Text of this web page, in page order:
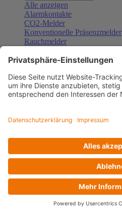
Alle anzeigen
Alarmkontakte
CO2-Melder
Konventionelle Präsenzmelder
Rauchmelder
Gefahrenmelder
Türsprechanlagen
Alle anzeigen
Außenstationen
Klingeltaster und Gongs
Sprechanlagen-Sets
Zubehör Türkommunikation
Videoüberwachung
Zubehör Videoüberwachung
Alle anzeigen